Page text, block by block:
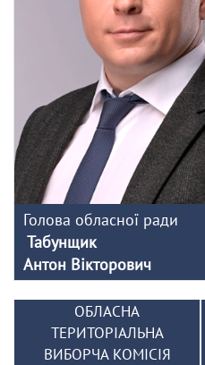
Голова обласної ради
Табунщик
Антон Вікторович
ОБЛАСНА
ТЕРИТОРІАЛЬНА
ВИБОРЧА КОМІСІЯ